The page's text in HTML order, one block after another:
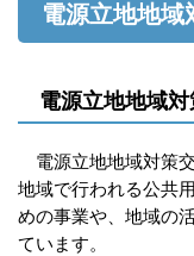
電源立地地域
電源立地地域対
電源立地地域対策
地域で行われる公共
めの事業や、地域の
ています。